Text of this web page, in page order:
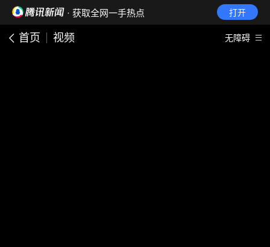
· 获取全网一手热点 打开
首页 视频 无障碍